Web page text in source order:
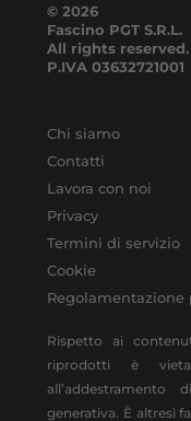
© 2026
Fascino PGT S.R.L.
All rights reserved.
P.IVA 03632721001
Chi siamo
Contatti
Lavora con noi
Privacy
Termini di servizio
Cookie
Regolamentazione
Rispetto ai
riprodotti è
generativa. È altresì